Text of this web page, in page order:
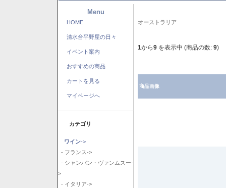
Menu
HOME
清水台平野屋の日々
イベント案内
おすすめの商品
カートを見る
マイページへ
カテゴリ
ワイン->
- フランス->
- シャンパン・ヴァンムスー-
>
- イタリア->
オーストラリア
1から9 を表示中 (商品の数: 9)
商品画像